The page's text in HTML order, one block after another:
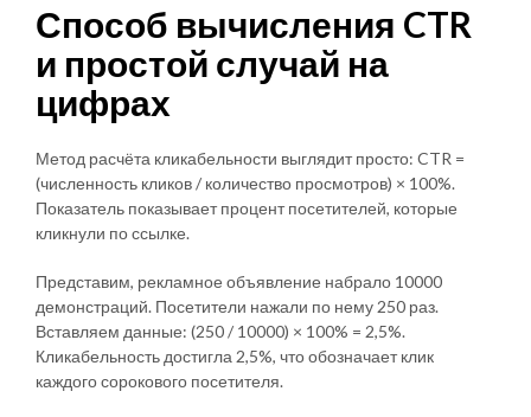
Способ вычисления CTR
и простой случай на
цифрах
Метод расчёта кликабельности выглядит просто: CTR =
(численность кликов / количество просмотров) × 100%.
Показатель показывает процент посетителей, которые
кликнули по ссылке.
Представим, рекламное объявление набрало 10000
демонстраций. Посетители нажали по нему 250 раз.
Вставляем данные: (250 / 10000) × 100% = 2,5%.
Кликабельность достигла 2,5%, что обозначает клик
каждого сорокового посетителя.